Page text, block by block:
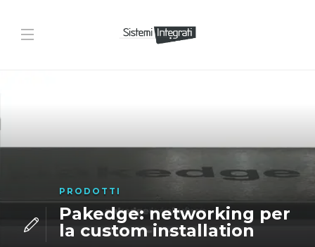
PRODOTTI
Pakedge: networking per
la custom installation